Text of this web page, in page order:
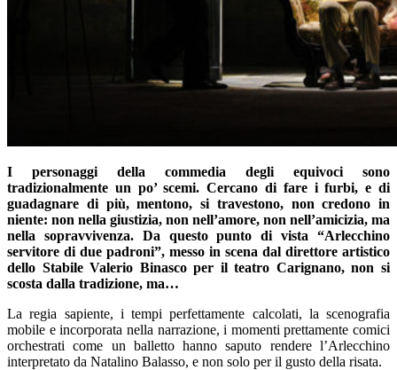
I personaggi della commedia degli equivoci sono
tradizionalmente un po’ scemi. Cercano di fare i furbi, e di
guadagnare di più, mentono, si travestono, non credono in
niente: non nella giustizia, non nell’amore, non nell’amicizia, ma
nella sopravvivenza. Da questo punto di vista “Arlecchino
servitore di due padroni”, messo in scena dal direttore artistico
dello Stabile Valerio Binasco per il teatro Carignano, non si
scosta dalla tradizione, ma…
La regia sapiente, i tempi perfettamente calcolati, la scenografia
mobile e incorporata nella narrazione, i momenti prettamente comici
orchestrati come un balletto hanno saputo rendere l’Arlecchino
interpretato da Natalino Balasso, e non solo per il gusto della risata.